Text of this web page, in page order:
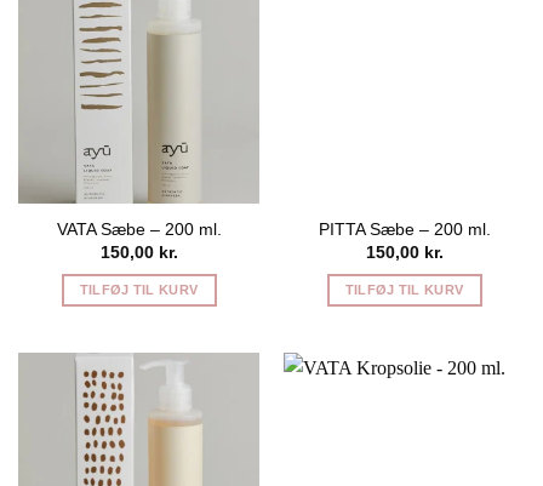
VATA Sæbe – 200 ml.
150,00 kr.
TILFØJ TIL KURV
PITTA Sæbe – 200 ml.
150,00 kr.
TILFØJ TIL KURV